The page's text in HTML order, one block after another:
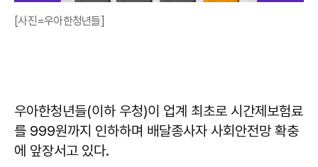
[사진=우아한청년들]
우아한청년들(이하 우청)이 업계 최초로 시간제보험료
를 999원까지 인하하며 배달종사자 사회안전망 확충
에 앞장서고 있다.